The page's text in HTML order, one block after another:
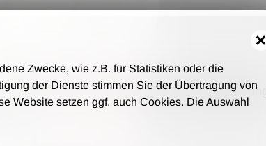
lediglich 1,00 € Portokosten pro Bestellung.
Zwecke, wie z.B. für Statistiken oder die
der Dienste stimmen Sie der Übertragung von
Website setzen ggf. auch Cookies. Die Auswahl